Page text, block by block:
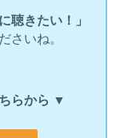
聴きたい！」
さいね。
らから ▼